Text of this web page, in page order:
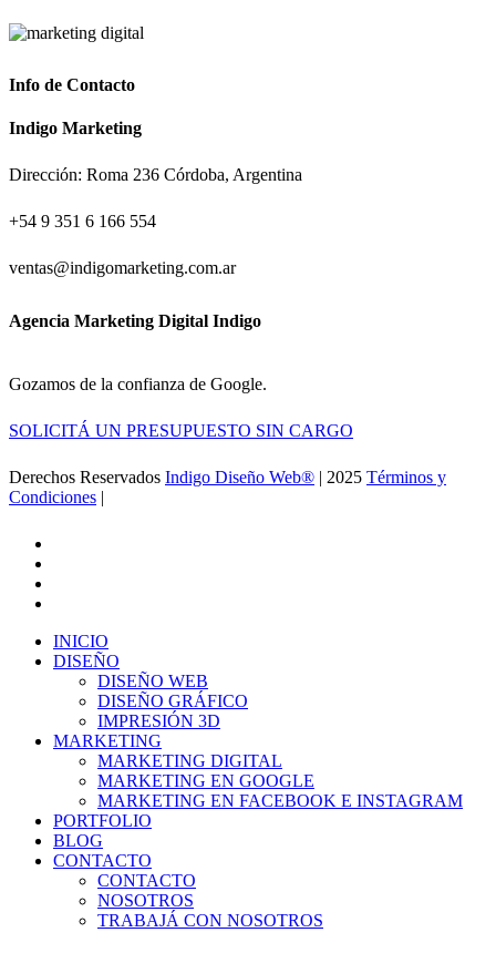
Info de Contacto
Indigo Marketing
Dirección: Roma 236 Córdoba, Argentina
+54 9 351 6 166 554
ventas@indigomarketing.com.ar
Agencia Marketing Digital Indigo
Gozamos de la confianza de Google.
SOLICITÁ UN PRESUPUESTO SIN CARGO
Derechos Reservados Indigo Diseño Web® | 2025 Términos y
Condiciones |
Close
Menu
INICIO
DISEÑO
DISEÑO WEB
DISEÑO GRÁFICO
IMPRESIÓN 3D
MARKETING
MARKETING DIGITAL
MARKETING EN GOOGLE
MARKETING EN FACEBOOK E INSTAGRAM
PORTFOLIO
BLOG
CONTACTO
CONTACTO
NOSOTROS
TRABAJÁ CON NOSOTROS